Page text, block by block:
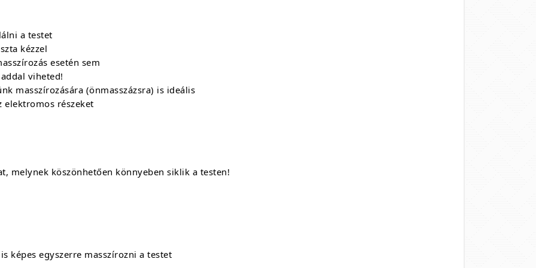
a testet
kézzel
esetén sem
viheted!
masszírozására (önmasszázsra) is ideális
elektromos részeket
melynek köszönhetően könnyeben siklik a testen!
képes egyszerre masszírozni a testet